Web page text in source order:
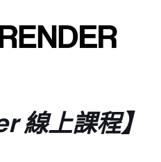
線上課程】